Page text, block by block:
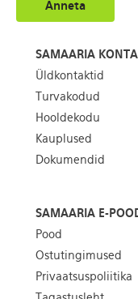
Anneta
SAMAARIA
Üldkontaktid
Turvakodud
Hooldekodu
Kauplused
Dokumendid
SAMAARIA E-
Pood
Ostutingimused
Privaatsuspoliitika